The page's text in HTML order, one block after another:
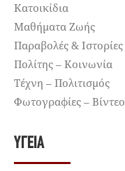
Κατοικίδια
Μαθήματα Ζωής
Παραβολές & Ιστορίες
Πολίτης – Κοινωνία
Τέχνη – Πολιτισμός
Φωτογραφίες – Βίντεο
ΥΓΕΊΑ